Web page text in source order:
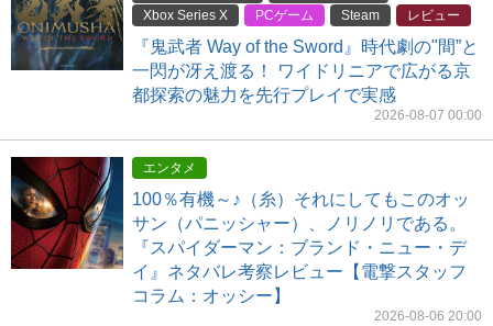
Xbox Series X
PCゲーム Steam レビュー
『鬼武者 Way of the Sword』時代劇の"間”と
一閃が冴え渡る！ ワイドリニアで広がる京
都探索の魅力を先行プレイで実感
2026-08-07 00:00
エンタメ
100％有機～♪（糸）それにしてもこのオッ
サン（パニッシャー）、ノリノリである。
『スパイダーマン：ブランド・ニュー・デ
イ』ネタバレ考察レビュー【電撃スタッフ
コラム：オッシー】
2026-08-06 20:00